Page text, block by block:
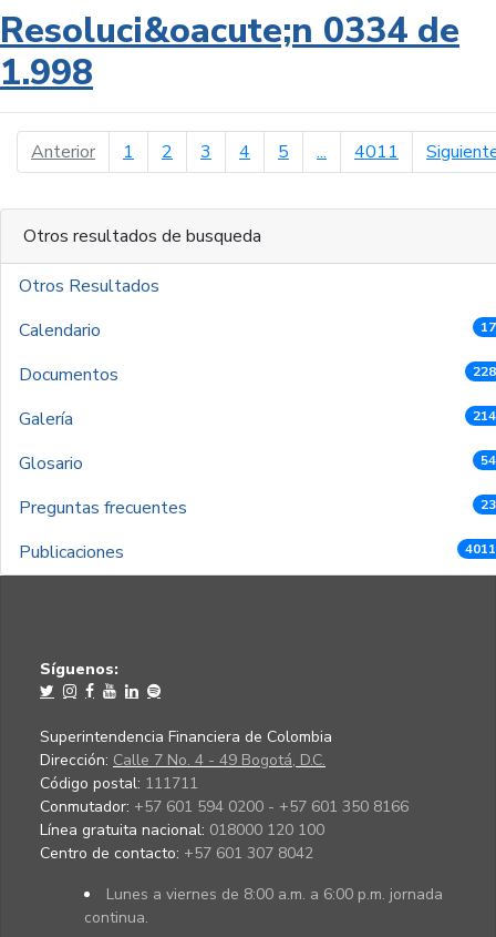
Resoluci&oacute;n 0334 de
1.998
Anteriorpágina anterior
1 2 3 4 5 ... 4011
Otros resultados de busqueda
Otros Resultados
Calendario
Documentos
Galería
Glosario
Preguntas frecuentes
Publicaciones
Síguenos:
Superintendencia Financiera de Colombia
Dirección: Calle 7 No. 4 - 49 Bogotá, D.C.
Código postal: 111711
Conmutador: +57 601 594 0200 - +57 601 350 8166
Línea gratuita nacional: 018000 120 100
Centro de contacto: +57 601 307 8042
Lunes a viernes de 8:00 a.m. a 6:00 p.m. jornada
continua.